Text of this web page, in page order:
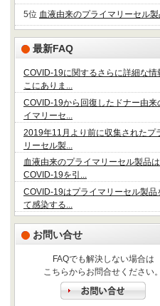
5位 血液由来のプライマリーセル製
最新FAQ
COVID-19に関するさらに詳細な情
こにありま...
COVID-19から回復したドナー由来
イマリーセ...
2019年11月より前に収集されたプ
リーセル製...
血液由来のプライマリーセル製品は
COVID-19を引...
COVID-19はプライマリーセル製品
て感染する...
お問い合せ
FAQでも解決しない場合は
こちらからお問合せください。